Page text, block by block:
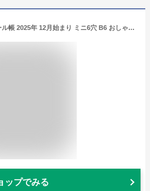
システム手帳 スケジュール帳 2025年 12月始まり ミニ6穴 B6 おしゃれ かわいい 手帳カバー 6穴 ダイアリー バイブル レディース リフィル 月曜日始まり 月間 マンスリー リング 15mm バインダー手帳 ノート 女性 花柄 シンプル カジュアル ベージュ ブルー レイメイ藤井
ップでみる